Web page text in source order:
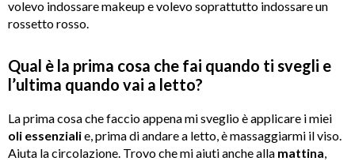
volevo indossare makeup e volevo soprattutto indossare un
rossetto rosso.
Qual è la prima cosa che fai quando ti svegli e
l’ultima quando vai a letto?
La prima cosa che faccio appena mi sveglio è applicare i miei
oli essenzialie, prima di andare a letto, è massaggiarmi il viso.
Aiuta la circolazione. Trovo che mi aiuti anche alla mattina